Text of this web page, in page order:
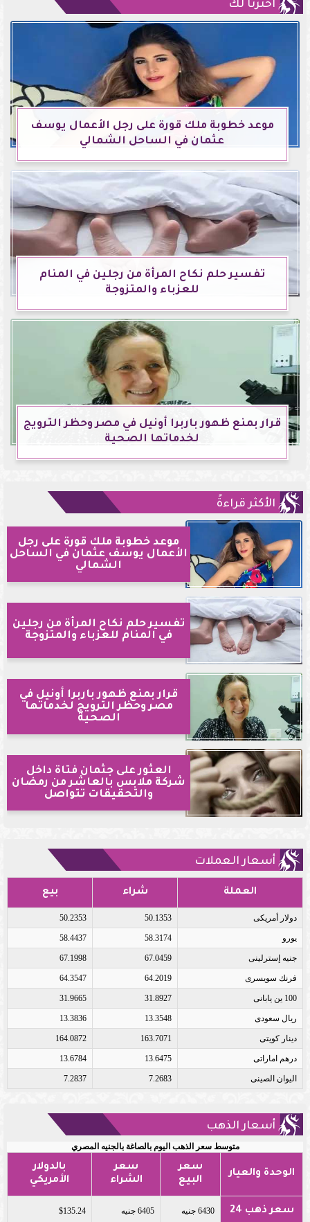
اخترنا لك
موعد خطوبة ملك قورة على رجل الأعمال يوسف
عثمان في الساحل الشمالي
تفسير حلم نكاح المرأة من رجلين في المنام
للعزباء والمتزوجة
قرار بمنع ظهور باربرا أونيل في مصر وحظر الترويج
لخدماتها الصحية
الأكثر قراءةً
موعد خطوبة ملك قورة على رجل
الأعمال يوسف عثمان في الساحل
الشمالي
تفسير حلم نكاح المرأة من رجلين
في المنام للعزباء والمتزوجة
قرار بمنع ظهور باربرا أونيل في
مصر وحظر الترويج لخدماتها
الصحية
العثور على جثمان فتاة داخل
شركة ملابس بالعاشر من رمضان
والتحقيقات تتواصل
أسعار العملات
العملة شراء بيع
دولار أمريكى 50.1353
50.2353
يورو 58.3174
58.4437
جنيه إسترلينى 67.0459
67.1998
فرنك سويسرى 64.2019
64.3547
100 ين يابانى 31.8927
31.9665
ريال سعودى 13.3548
13.3836
دينار كويتى 163.7071
164.0872
درهم اماراتى 13.6475
13.6784
اليوان الصينى 7.2683
7.2837
أسعار الذهب
متوسط سعر الذهب اليوم بالصاغة بالجنيه المصري
الوحدة والعيار
سعر
البيع
سعر
الشراء
بالدولار
الأمريكي
سعر ذهب 24 6430 جنيه 6405 جنيه $135.24